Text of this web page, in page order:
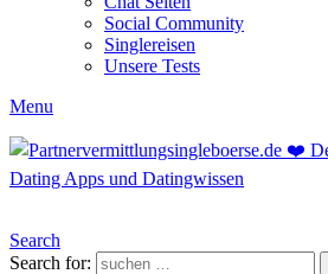
Social Community
Singlereisen
Unsere Tests
Menu
Search
Search for: